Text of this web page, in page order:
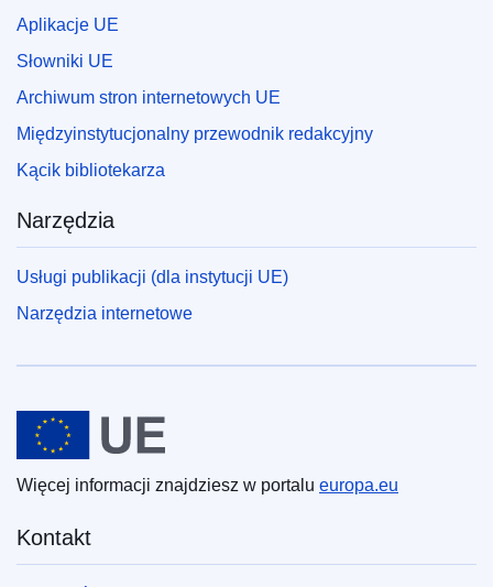
Aplikacje UE
Słowniki UE
Archiwum stron internetowych UE
Międzyinstytucjonalny przewodnik redakcyjny
Kącik bibliotekarza
Narzędzia
Usługi publikacji (dla instytucji UE)
Narzędzia internetowe
Unia Europejska
Więcej informacji znajdziesz w portalu europa.eu
Kontakt